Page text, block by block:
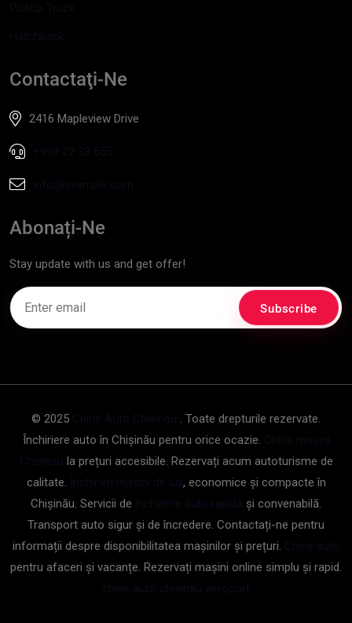
Pickup Truck
Hatchback
Contactaţi-Ne
2416 Mapleview Drive
+999 22 33 555
info@example.com
Abonați-Ne
Stay update with us and get offer!
© 2025 Chirie Auto Chisinau . Toate drepturile rezervate.
Închiriere auto în Chișinău pentru orice ocazie. Chirie mașini
Chisinau la prețuri accesibile. Rezervați acum autoturisme de
calitate. Închirieri mașini de lux, economice și compacte în
Chișinău. Servicii de închiriere auto rapidă și convenabilă.
Transport auto sigur și de încredere. Contactați-ne pentru
informații despre disponibilitatea mașinilor și prețuri. Chirie auto
pentru afaceri și vacanțe. Rezervați mașini online simplu și rapid.
chirie auto chisinau aeroport